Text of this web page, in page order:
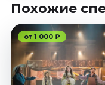
Похожие
от 1 000 ₽